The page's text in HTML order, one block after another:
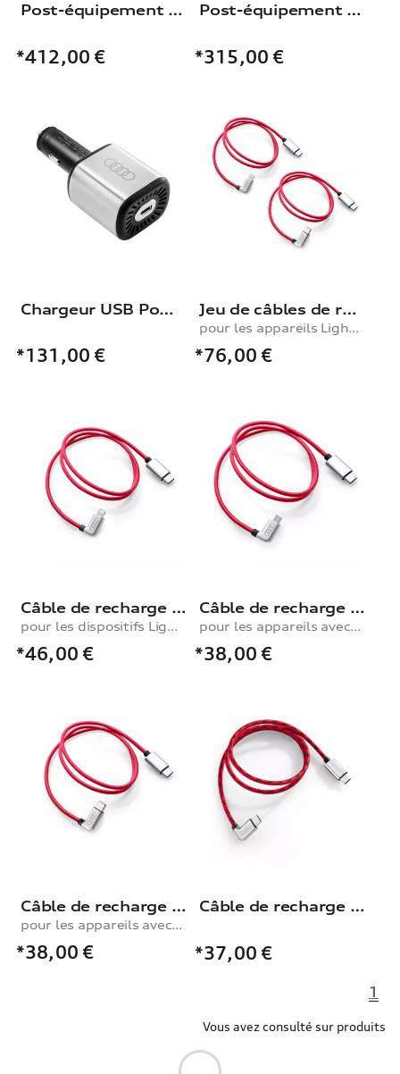
Post-équipement pour Interface Audi smartphone
*412,00 €
Post-équipement pour Interface Audi smartphone
*315,00 €
Chargeur USB Power
*131,00 €
Jeu de câbles de recharge USB Type-C®, pour les appareils Lightning et USB Type-C®
pour les appareils Lightning et USB Type-C®
*76,00 €
Câble de recharge USB type C®, pour les dispositifs Lightning
pour les dispositifs Lightning
*46,00 €
Câble de recharge USB type C®
pour les appareils avec porte micro USB
*38,00 €
Câble de recharge USB type C®
pour les appareils avec porte USB Type-C®
*38,00 €
Câble de recharge USB Type-C® Power Delivery
*37,00 €
1
Vous avez consulté sur produits